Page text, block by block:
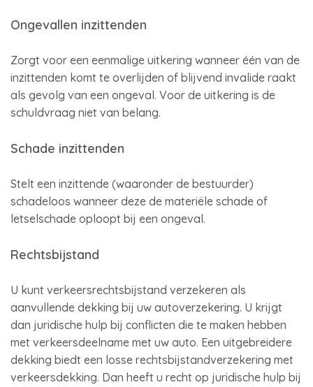
Ongevallen inzittenden
Zorgt voor een eenmalige uitkering wanneer één van de
inzittenden komt te overlijden of blijvend invalide raakt
als gevolg van een ongeval. Voor de uitkering is de
schuldvraag niet van belang.
Schade inzittenden
Stelt een inzittende (waaronder de bestuurder)
schadeloos wanneer deze de materiële schade of
letselschade oploopt bij een ongeval.
Rechtsbijstand
U kunt verkeersrechtsbijstand verzekeren als
aanvullende dekking bij uw autoverzekering. U krijgt
dan juridische hulp bij conflicten die te maken hebben
met verkeersdeelname met uw auto. Een uitgebreidere
dekking biedt een losse rechtsbijstandverzekering met
verkeersdekking. Dan heeft u recht op juridische hulp bij